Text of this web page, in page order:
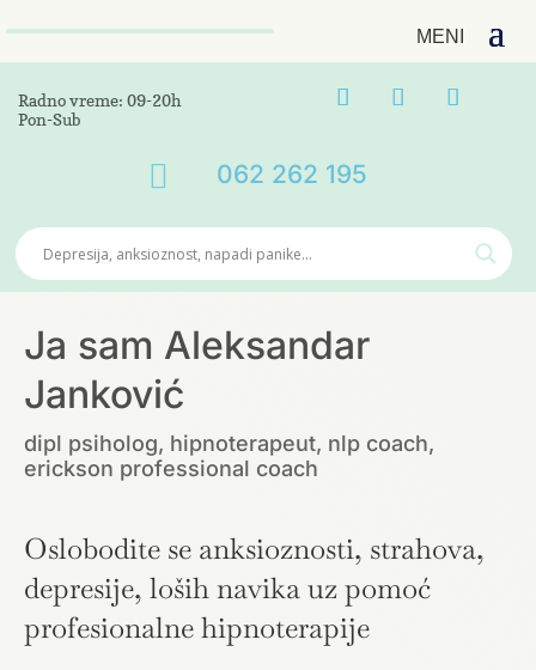
Radno vreme: 09-20h
Pon-Sub
 062 262 195
Ja sam Aleksandar
Janković
dipl psiholog, hipnoterapeut, nlp coach,
erickson professional coach
Oslobodite se anksioznosti, strahova,
depresije, loših navika uz pomoć
profesionalne hipnoterapije